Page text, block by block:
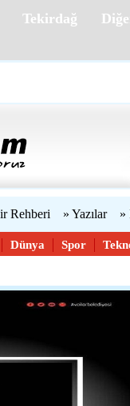
Tekirdağ
Rehberi » Yazılar »
Dünya Spor
Büyük Atatürk’ün